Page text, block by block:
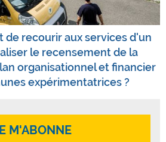
de recourir aux services d'un
le recensement de la
organisationnel et financier
expérimentatrices ?
M'ABONNE